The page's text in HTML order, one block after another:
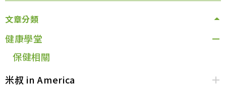
文章分類
健康學堂
保健相關
米叔 in America